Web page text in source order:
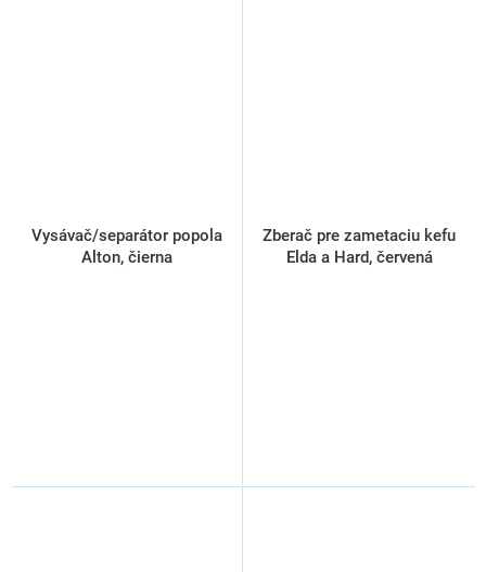
Vysávač/separátor popola
Alton, čierna
Zberač pre zametaciu kefu
Elda a Hard, červená